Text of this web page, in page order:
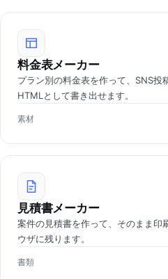
料金表メーカー
プラン別の料金表を作って、SNS投
HTMLとして書き出せます。
素材
見積書メーカー
案件の見積書を作って、そのまま印
ウザに残ります。
書類